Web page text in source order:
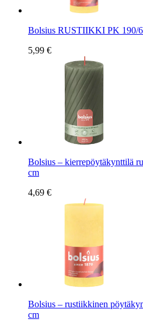
Bolsius RUSTIIKKI PK 190/
5,99 €
Bolsius – kierrepöytäkynttilä
cm
4,69 €
Bolsius – rustiikkinen
cm